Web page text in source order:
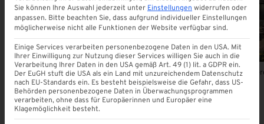
ALLE
Alle Produkte ansehen Terrassendach-Konfigurator
Sie können Ihre Auswahl jederzeit unter Einstellungen widerrufen oder
anpassen. Bitte beachten Sie, dass aufgrund individueller Einstellungen
möglicherweise nicht alle Funktionen der Website verfügbar sind.
Einige Services verarbeiten personenbezogene Daten in den USA. Mit
Ihrer Einwilligung zur Nutzung dieser Services willigen Sie auch in die
Verarbeitung Ihrer Daten in den USA gemäß Art. 49 (1) lit. a GDPR ein.
Der EuGH stuft die USA als ein Land mit unzureichendem Datenschutz
nach EU-Standards ein. Es besteht beispielsweise die Gefahr, dass US-
Behörden personenbezogene Daten in Überwachungsprogrammen
verarbeiten, ohne dass für Europäerinnen und Europäer eine
Klagemöglichkeit besteht.